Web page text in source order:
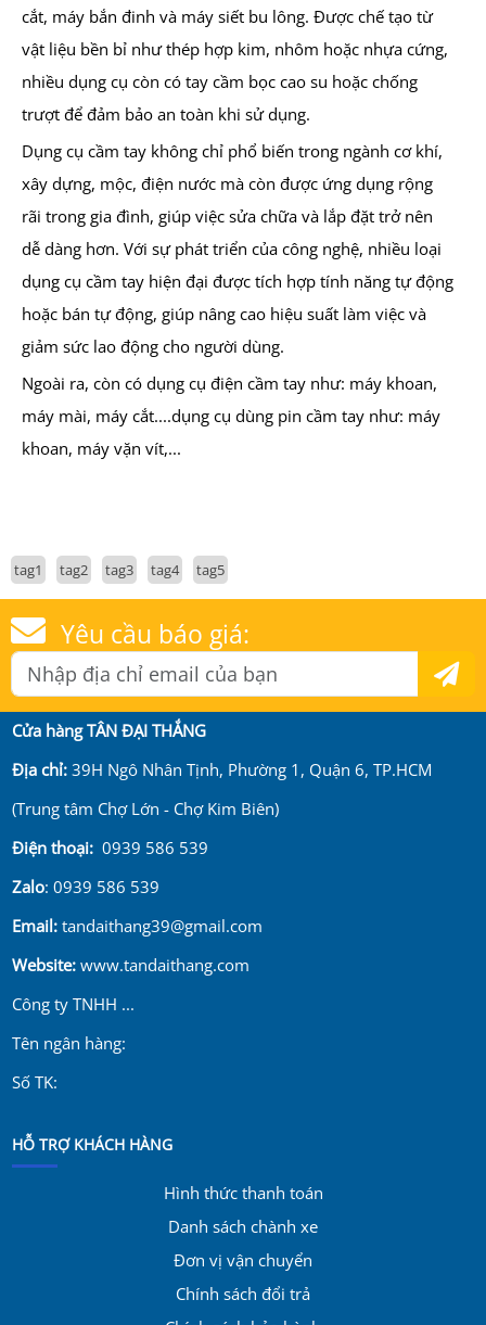
cắt, máy bắn đinh và máy siết bu lông. Được chế tạo từ
vật liệu bền bỉ như thép hợp kim, nhôm hoặc nhựa cứng,
nhiều dụng cụ còn có tay cầm bọc cao su hoặc chống
trượt để đảm bảo an toàn khi sử dụng.
Dụng cụ cầm tay không chỉ phổ biến trong ngành cơ khí,
xây dựng, mộc, điện nước mà còn được ứng dụng rộng
rãi trong gia đình, giúp việc sửa chữa và lắp đặt trở nên
dễ dàng hơn. Với sự phát triển của công nghệ, nhiều loại
dụng cụ cầm tay hiện đại được tích hợp tính năng tự động
hoặc bán tự động, giúp nâng cao hiệu suất làm việc và
giảm sức lao động cho người dùng.
Ngoài ra, còn có dụng cụ điện cầm tay như: máy khoan,
máy mài, máy cắt....dụng cụ dùng pin cầm tay như: máy
khoan, máy vặn vít,...
tag1 tag2 tag3 tag4 tag5
Yêu cầu báo giá:
Cửa hàng TÂN ĐẠI THẮNG
Địa chỉ:39H Ngô Nhân Tịnh, Phường 1, Quận 6, TP.HCM
(Trung tâm Chợ Lớn - Chợ Kim Biên)
Điện thoại: 0939 586 539
Zalo: 0939 586 539
Email:tandaithang39@gmail.com
Website:www.tandaithang.com
Công ty TNHH ...
Tên ngân hàng:
Số TK:
HỖ TRỢ KHÁCH HÀNG
Hình thức thanh toán
Danh sách chành xe
Đơn vị vận chuyển
Chính sách đổi trả